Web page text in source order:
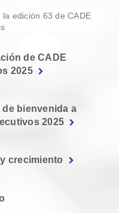
edición 63 de CADE
de CADE
2025
de bienvenida a
2025
crecimiento